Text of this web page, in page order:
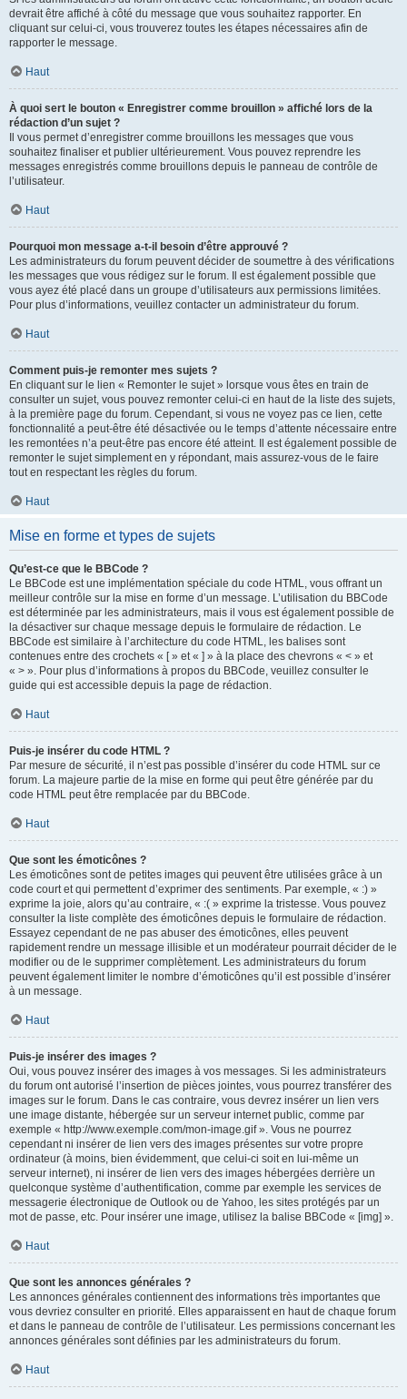
devrait être affiché à côté du message que vous souhaitez rapporter. En
cliquant sur celui-ci, vous trouverez toutes les étapes nécessaires afin de
rapporter le message.
Haut
À quoi sert le bouton « Enregistrer comme brouillon » affiché lors de la
rédaction d’un sujet ?
Il vous permet d’enregistrer comme brouillons les messages que vous
souhaitez finaliser et publier ultérieurement. Vous pouvez reprendre les
messages enregistrés comme brouillons depuis le panneau de contrôle de
l’utilisateur.
Haut
Pourquoi mon message a-t-il besoin d’être approuvé ?
Les administrateurs du forum peuvent décider de soumettre à des vérifications
les messages que vous rédigez sur le forum. Il est également possible que
vous ayez été placé dans un groupe d’utilisateurs aux permissions limitées.
Pour plus d’informations, veuillez contacter un administrateur du forum.
Haut
Comment puis-je remonter mes sujets ?
En cliquant sur le lien « Remonter le sujet » lorsque vous êtes en train de
consulter un sujet, vous pouvez remonter celui-ci en haut de la liste des sujets,
à la première page du forum. Cependant, si vous ne voyez pas ce lien, cette
fonctionnalité a peut-être été désactivée ou le temps d’attente nécessaire entre
les remontées n’a peut-être pas encore été atteint. Il est également possible de
remonter le sujet simplement en y répondant, mais assurez-vous de le faire
tout en respectant les règles du forum.
Haut
Mise en forme et types de sujets
Qu’est-ce que le BBCode ?
Le BBCode est une implémentation spéciale du code HTML, vous offrant un
meilleur contrôle sur la mise en forme d’un message. L’utilisation du BBCode
est déterminée par les administrateurs, mais il vous est également possible de
la désactiver sur chaque message depuis le formulaire de rédaction. Le
BBCode est similaire à l’architecture du code HTML, les balises sont
contenues entre des crochets « [ » et « ] » à la place des chevrons « < » et
« > ». Pour plus d’informations à propos du BBCode, veuillez consulter le
guide qui est accessible depuis la page de rédaction.
Haut
Puis-je insérer du code HTML ?
Par mesure de sécurité, il n’est pas possible d’insérer du code HTML sur ce
forum. La majeure partie de la mise en forme qui peut être générée par du
code HTML peut être remplacée par du BBCode.
Haut
Que sont les émoticônes ?
Les émoticônes sont de petites images qui peuvent être utilisées grâce à un
code court et qui permettent d’exprimer des sentiments. Par exemple, « :) »
exprime la joie, alors qu’au contraire, « :( » exprime la tristesse. Vous pouvez
consulter la liste complète des émoticônes depuis le formulaire de rédaction.
Essayez cependant de ne pas abuser des émoticônes, elles peuvent
rapidement rendre un message illisible et un modérateur pourrait décider de le
modifier ou de le supprimer complètement. Les administrateurs du forum
peuvent également limiter le nombre d’émoticônes qu’il est possible d’insérer
à un message.
Haut
Puis-je insérer des images ?
Oui, vous pouvez insérer des images à vos messages. Si les administrateurs
du forum ont autorisé l’insertion de pièces jointes, vous pourrez transférer des
images sur le forum. Dans le cas contraire, vous devrez insérer un lien vers
une image distante, hébergée sur un serveur internet public, comme par
exemple « http://www.exemple.com/mon-image.gif ». Vous ne pourrez
cependant ni insérer de lien vers des images présentes sur votre propre
ordinateur (à moins, bien évidemment, que celui-ci soit en lui-même un
serveur internet), ni insérer de lien vers des images hébergées derrière un
quelconque système d’authentification, comme par exemple les services de
messagerie électronique de Outlook ou de Yahoo, les sites protégés par un
mot de passe, etc. Pour insérer une image, utilisez la balise BBCode « [img] ».
Haut
Que sont les annonces générales ?
Les annonces générales contiennent des informations très importantes que
vous devriez consulter en priorité. Elles apparaissent en haut de chaque forum
et dans le panneau de contrôle de l’utilisateur. Les permissions concernant les
annonces générales sont définies par les administrateurs du forum.
Haut